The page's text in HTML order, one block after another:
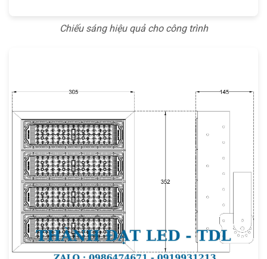
Chiếu sáng hiệu quả cho công trình